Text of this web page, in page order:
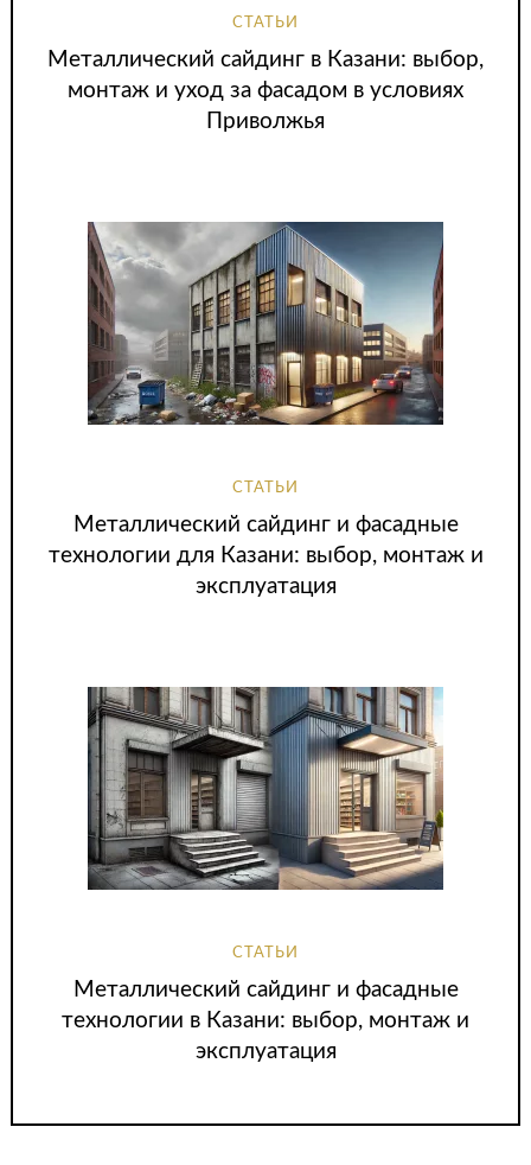
СТАТЬИ
Металлический сайдинг в Казани: выбор,
монтаж и уход за фасадом в условиях
Приволжья
СТАТЬИ
Металлический сайдинг и фасадные
технологии для Казани: выбор, монтаж и
эксплуатация
СТАТЬИ
Металлический сайдинг и фасадные
технологии в Казани: выбор, монтаж и
эксплуатация